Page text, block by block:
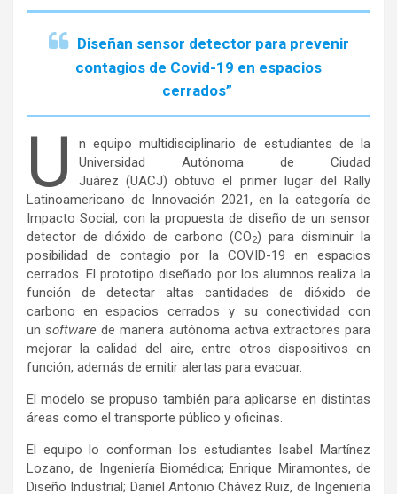
Diseñan sensor detector para prevenir
contagios de Covid-19 en espacios
cerrados”
U
n equipo multidisciplinario de estudiantes de la
Universidad Autónoma de Ciudad
Juárez (UACJ) obtuvo el primer lugar del Rally
Latinoamericano de Innovación 2021, en la categoría de
Impacto Social, con la propuesta de diseño de un sensor
detector de dióxido de carbono (CO2) para disminuir la
posibilidad de contagio por la COVID-19 en espacios
cerrados. El prototipo diseñado por los alumnos realiza la
función de detectar altas cantidades de dióxido de
carbono en espacios cerrados y su conectividad con
unsoftwarede manera autónoma activa extractores para
mejorar la calidad del aire, entre otros dispositivos en
función, además de emitir alertas para evacuar.
El modelo se propuso también para aplicarse en distintas
áreas como el transporte público y oficinas.
El equipo lo conforman los estudiantes Isabel Martínez
Lozano, de Ingeniería Biomédica; Enrique Miramontes, de
Diseño Industrial; Daniel Antonio Chávez Ruiz, de Ingeniería